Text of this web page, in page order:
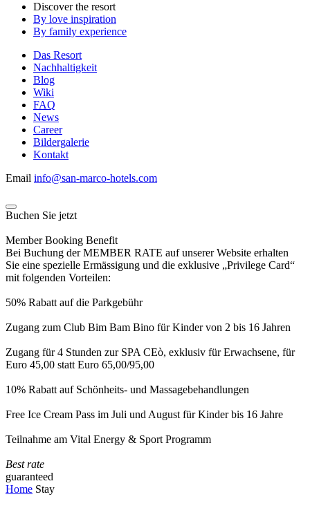
Discover the resort
By love inspiration
By family experience
Das Resort
Nachhaltigkeit
Blog
Wiki
FAQ
News
Career
Bildergalerie
Kontakt
Email info@san-marco-hotels.com
Buchen Sie jetzt
Member Booking Benefit
Bei Buchung der MEMBER RATE auf unserer Website erhalten
Sie eine spezielle Ermässigung und die exklusive „Privilege Card“
mit folgenden Vorteilen:
50% Rabatt auf die Parkgebühr
Zugang zum Club Bim Bam Bino für Kinder von 2 bis 16 Jahren
Zugang für 4 Stunden zur SPA CEò, exklusiv für Erwachsene, für
Euro 45,00 statt Euro 65,00/95,00
10% Rabatt auf Schönheits- und Massagebehandlungen
Free Ice Cream Pass im Juli und August für Kinder bis 16 Jahre
Teilnahme am Vital Energy & Sport Programm
Best rate
guaranteed
Home Stay